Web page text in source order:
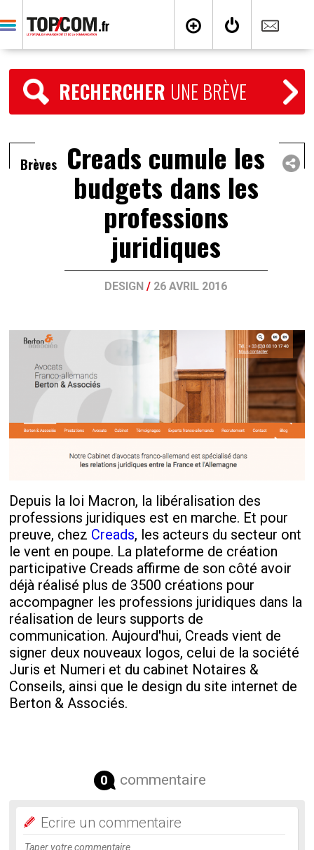
RECHERCHER UNE BRÈVE
Brèves Creads cumule les
budgets dans les
professions
juridiques
DESIGN / 26 AVRIL 2016
Depuis la loi Macron, la libéralisation des
professions juridiques est en marche. Et pour
preuve, chez Creads, les acteurs du secteur ont
le vent en poupe. La plateforme de création
participative Creads affirme de son côté avoir
déjà réalisé plus de 3500 créations pour
accompagner les professions juridiques dans la
réalisation de leurs supports de
communication. Aujourd'hui, Creads vient de
signer deux nouveaux logos, celui de la société
Juris et Numeri et du cabinet Notaires &
Conseils, ainsi que le design du site internet de
Berton & Associés.
0 commentaire
Ecrire un commentaire